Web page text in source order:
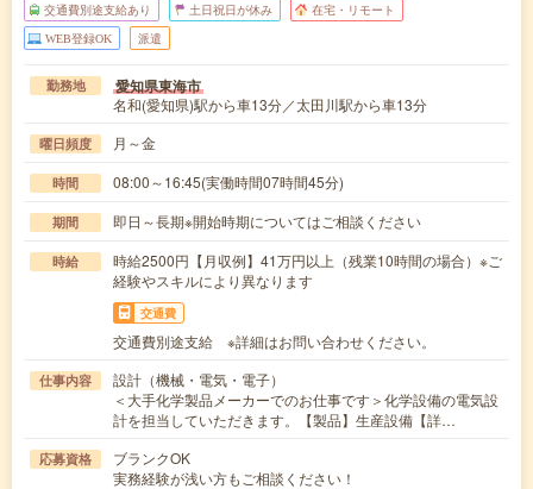
交通費別途支給あり 土日祝日が休み 在宅・リモート
WEB登録OK 派遣
勤務地 愛知県東海市
名和(愛知県)駅から車13分／太田川駅から車13分
曜日頻度 月～金
時間 08:00～16:45(実働時間07時間45分)
期間 即日～長期※開始時期についてはご相談ください
時給
時給2500円【月収例】41万円以上（残業10時間の場合）※ご
経験やスキルにより異なります
交通費
交通費別途支給 ※詳細はお問い合わせください。
仕事内容
設計（機械・電気・電子）
＜大手化学製品メーカーでのお仕事です＞化学設備の電気設
計を担当していただきます。【製品】生産設備【詳…
応募資格
ブランクOK
実務経験が浅い方もご相談ください！